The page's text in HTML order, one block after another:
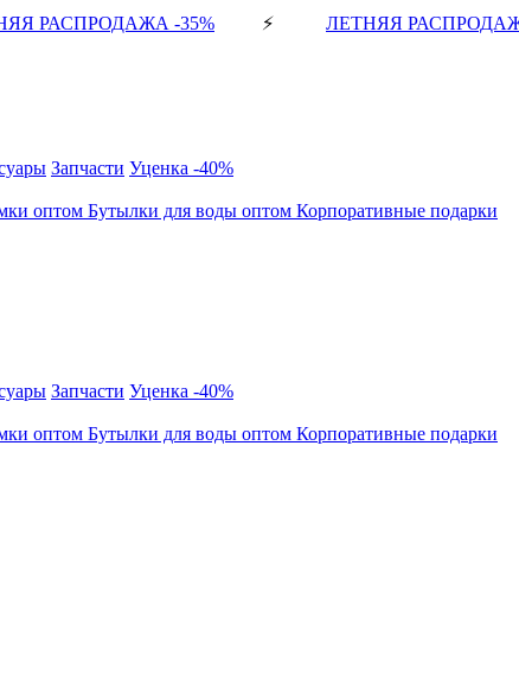
РАСПРОДАЖА -35% ⚡ ЛЕТНЯЯ
Запчасти Уценка -40%
оптом Бутылки для воды оптом Корпоративные подарки
Запчасти Уценка -40%
оптом Бутылки для воды оптом Корпоративные подарки